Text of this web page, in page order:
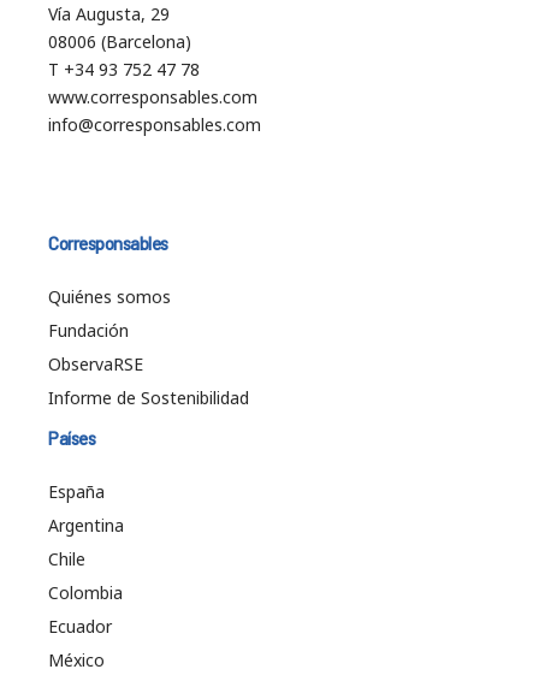
Vía Augusta, 29
08006 (Barcelona)
T +34 93 752 47 78
www.corresponsables.com
info@corresponsables.com
Corresponsables
Quiénes somos
Fundación
ObservaRSE
Informe de Sostenibilidad
Países
España
Argentina
Chile
Colombia
Ecuador
México